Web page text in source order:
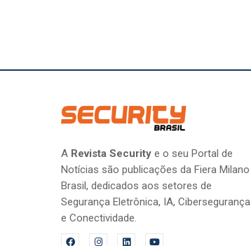
A Revista Security e o seu Portal de
Notícias são publicações da Fiera Milano
Brasil, dedicados aos setores de
Segurança Eletrônica, IA, Cibersegurança
e Conectividade.